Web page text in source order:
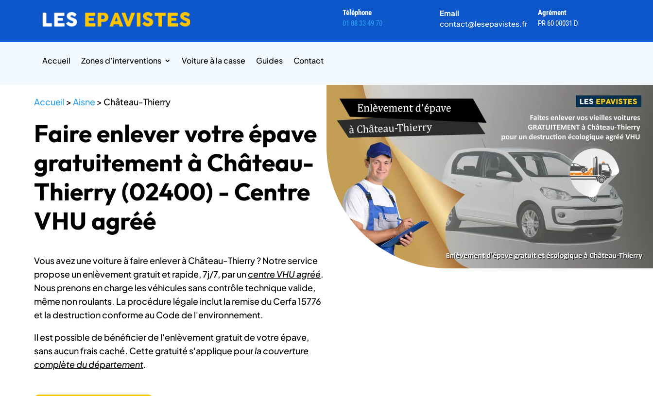
Téléphone
01 88 33 49 70
Email
contact@lesepavistes.fr
Agrément
PR 60 00031 D
Accueil Zones d’interventions Voiture à la casse Guides Contact
Accueil >Aisne> Château-Thierry
Faire enlever votre épave
gratuitement à Château-
Thierry (02400) - Centre
VHU agréé
Vous avez une voiture à faire enlever à Château-Thierry ? Notre service
propose un enlèvement gratuit et rapide, 7j/7, par uncentre VHU agréé.
Nous prenons en charge les véhicules sans contrôle technique valide,
même non roulants. La procédure légale inclut la remise du Cerfa 15776
et la destruction conforme au Code de l'environnement.
Il est possible de bénéficier de l'enlèvement gratuit de votre épave,
sans aucun frais caché. Cette gratuité s'applique pourla couverture
complète du département.